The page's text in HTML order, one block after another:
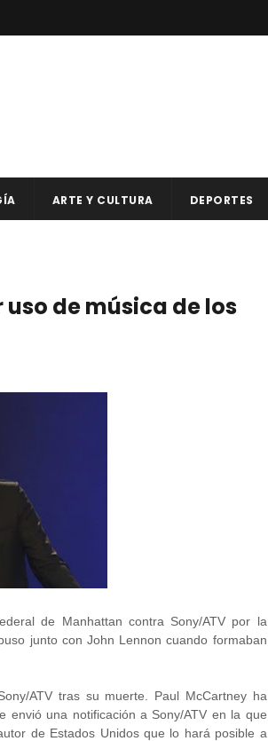
ARTE Y CULTURA DEPORTES
de música de los
de Manhattan contra Sony/ATV por la
junto con John Lennon cuando formaban
ATV tras su muerte. Paul McCartney ha
envió una notificación a Sony/ATV en la que
de Estados Unidos que lo hará posible a